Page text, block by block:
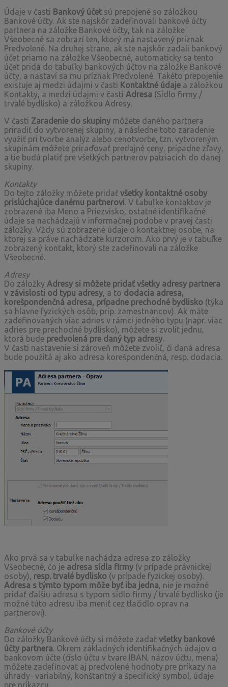
Údaje v časti Bankový účetsú prepojené so záložkou
Bankové účty. Ak ste najskôr zadefinovali bankové účty
partnera na záložke Bankové účty, tak na záložke
Všeobecné sa zobrazí ten, ktorý má nastavený príznak
Predvolené. Na druhej strane, ak ste najskôr zadali bankový
účet priamo na záložke Všeobecné, automaticky sa tento
účet pridá do tabuľky bankových účtov na záložke Bankové
účty, a nastaví sa mu príznak Predvolené. Takéto prepojenie
existuje aj medzi údajmi v časti Kontaktné údaje a záložkou
Kontakty, a medzi údajmi v časti Adresa (Sídlo firmy /
trvalé bydlisko) a záložkou Adresy.
V časti Zaradenie do skupiny môžete daného partnera
priradiť do vytvorenej skupiny, a následne toto zaradenie
využiť pri tvorbe analýz alebo cenotvorbe, tzn. vytvoreným
skupinám môžete priraďovať predajné ceny, prípadne zľavy,
a tie budú platiť pre všetkých partnerov patriacich do danej
skupiny.
Kontakty
Do tejto záložky môžete pridať všetky kontaktné osoby
prislúchajúce danému partnerovi. V tabuľke kontaktov je
zobrazené iba Meno a Priezvisko, ostatné identifikačné
údaje sa nachádzajú v informačnej podobe v pravej časti
záložky. Vždy sú zobrazené údaje o kontaktnej osobe, na
ktorej sa práve nachádzate kurzorom. Ako prvý je v tabuľke
zobrazený kontakt, ktorý ste zadefinovali na záložke
Všeobecné.
Adresy
Do záložky Adresy si môžete pridať všetky adresy partnera
v závislosti od typu adresy, a to dodacia adresa,
korešpondenčná adresa, prípadne prechodné bydlisko (týka
sa hlavne fyzických osôb, príp. zamestnancov). Ak máte
zadefinovaných viac adries v rámci jedného typu (napr. viac
adries pre prechodné bydlisko), môžete si zvoliť jednu,
ktorá bude predvolená pre daný typ adresy.
V časti nastavenie si zároveň môžete zvoliť, či daná adresa
bude použitá aj ako adresa korešpondenčná, resp. dodacia.
Ako prvá sa v tabuľke nachádza adresa zo záložky
Všeobecné, čo je adresa sídla firmy (v prípade právnickej
osoby), resp. trvalé bydlisko (v prípade fyzickej osoby).
Adresa s týmto typom môže byť iba jedna, nie je možné
pridať ďalšiu adresu s typom sídlo firmy / trvalé bydlisko (je
možné túto adresu iba meniť cez tlačidlo oprav na
partnerovi).
Bankové účty
Do záložky Bankové účty si môžete zadať všetky bankové
účty partnera. Okrem základných identifikačných údajov o
bankovom účte (číslo účtu v tvare IBAN, názov účtu, mena)
môžete zadefinovať aj predvolené hodnoty pre príkazy na
úhrady- variabilný, konštantný a špecifický symbol, údaje
pre príkazcu.